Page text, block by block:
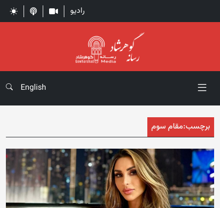
رادیو
English
برچسب:مقام سوم